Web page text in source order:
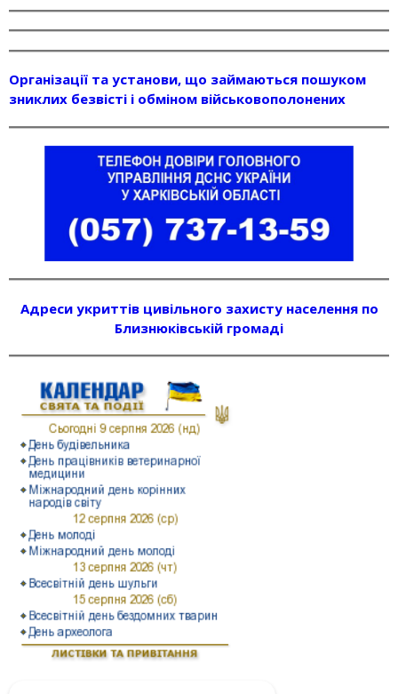
Організації та установи, що займаються пошуком
зниклих безвісті і обміном військовополонених
Адреси укриттів цивільного захисту населення по
Близнюківській громаді